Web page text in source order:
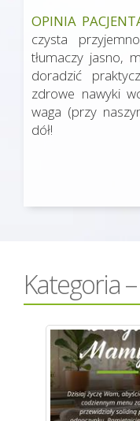
OPINIA
czysta
tłumaczy jasno,
doradzić
zdrowe nawyki
waga (przy
dół!
Kategoria